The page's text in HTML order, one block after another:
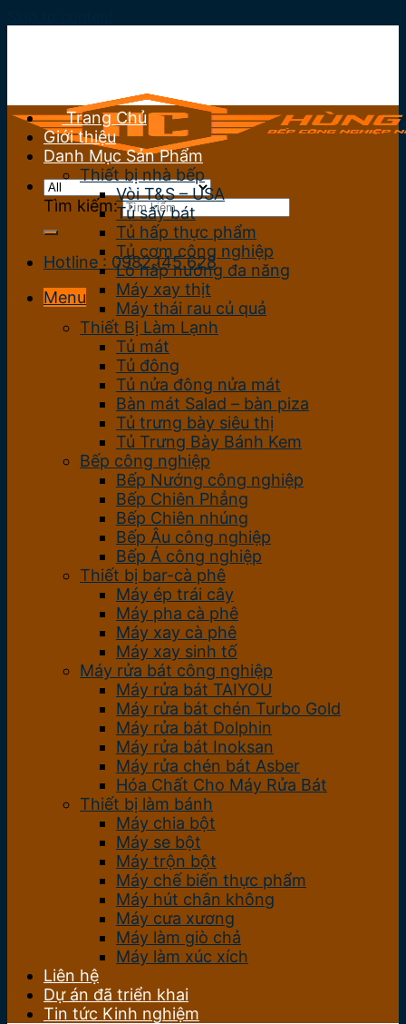
Tìm kiếm:
Hotline : 0982.145.628
Menu
Trang Chủ
Giới thiệu
Danh Mục Sản Phẩm
Thiết bị nhà bếp
Vòi T&S – USA
Tủ sấy bát
Tủ hấp thực phẩm
Tủ cơm công nghiệp
Lò hấp nướng đa năng
Máy xay thịt
Máy thái rau củ quả
Thiết Bị Làm Lạnh
Tủ mát
Tủ đông
Tủ nửa đông nửa mát
Bàn mát Salad – bàn piza
Tủ trưng bày siêu thị
Tủ Trưng Bày Bánh Kem
Bếp công nghiệp
Bếp Nướng công nghiệp
Bếp Chiên Phẳng
Bếp Chiên nhúng
Bếp Âu công nghiệp
Bếp Á công nghiệp
Thiết bị bar-cà phê
Máy ép trái cây
Máy pha cà phê
Máy xay cà phê
Máy xay sinh tố
Máy rửa bát công nghiệp
Máy rửa bát TAIYOU
Máy rửa bát chén Turbo Gold
Máy rửa bát Dolphin
Máy rửa bát Inoksan
Máy rửa chén bát Asber
Hóa Chất Cho Máy Rửa Bát
Thiết bị làm bánh
Máy chia bột
Máy se bột
Máy trộn bột
Máy chế biến thực phẩm
Máy hút chân không
Máy cưa xương
Máy làm giò chả
Máy làm xúc xích
Liên hệ
Dự án đã triển khai
Tin tức Kinh nghiệm